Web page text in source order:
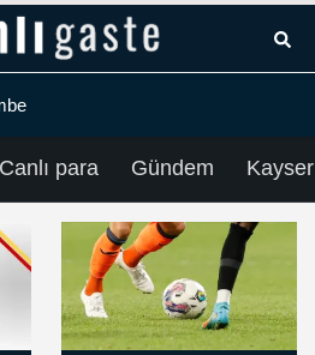
Canlı para Gündem